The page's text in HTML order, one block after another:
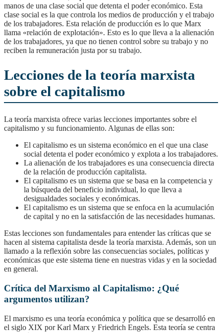
manos de una clase social que detenta el poder económico. Esta
clase social es la que controla los medios de producción y el trabajo
de los trabajadores. Esta relación de producción es lo que Marx
llama «relación de explotación». Esto es lo que lleva a la alienación
de los trabajadores, ya que no tienen control sobre su trabajo y no
reciben la remuneración justa por su trabajo.
Lecciones de la teoría marxista
sobre el capitalismo
La teoría marxista ofrece varias lecciones importantes sobre el
capitalismo y su funcionamiento. Algunas de ellas son:
El capitalismo es un sistema económico en el que una clase
social detenta el poder económico y explota a los trabajadores.
La alienación de los trabajadores es una consecuencia directa
de la relación de producción capitalista.
El capitalismo es un sistema que se basa en la competencia y
la búsqueda del beneficio individual, lo que lleva a
desigualdades sociales y económicas.
El capitalismo es un sistema que se enfoca en la acumulación
de capital y no en la satisfacción de las necesidades humanas.
Estas lecciones son fundamentales para entender las críticas que se
hacen al sistema capitalista desde la teoría marxista. Además, son un
llamado a la reflexión sobre las consecuencias sociales, políticas y
económicas que este sistema tiene en nuestras vidas y en la sociedad
en general.
Crítica del Marxismo al Capitalismo: ¿Qué
argumentos utilizan?
El marxismo es una teoría económica y política que se desarrolló en
el siglo XIX por Karl Marx y Friedrich Engels. Esta teoría se centra